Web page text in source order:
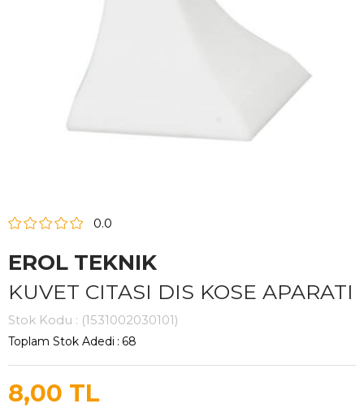
0.0
EROL TEKNIK
KUVET CITASI DIS KOSE APARATI
Stok Kodu (1531002030101)
Toplam Stok Adedi : 68
8,00 TL